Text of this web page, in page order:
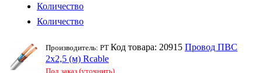
Количество
Количество
Производитель: РТ Код товара: 20915 Провод ПВС
2х2,5 (м) Rcable
Под заказ (уточнить)